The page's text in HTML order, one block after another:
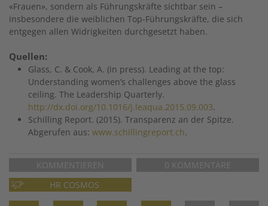
«Frauen», sondern als Führungskräfte sichtbar sein –
insbesondere die weiblichen Top-Führungskräfte, die sich
entgegen allen Widrigkeiten durchgesetzt haben.
Quellen:
Glass, C. & Cook, A. (in press). Leading at the top:
Understanding women’s challenges above the glass
ceiling. The Leadership Quarterly.
http://dx.doi.org/10.1016/j.leaqua.2015.09.003.
Schilling Report. (2015). Transparenz an der Spitze.
Abgerufen aus: www.schillingreport.ch.
KOMMENTIEREN
0 KOMMENTARE
HR COSMOS